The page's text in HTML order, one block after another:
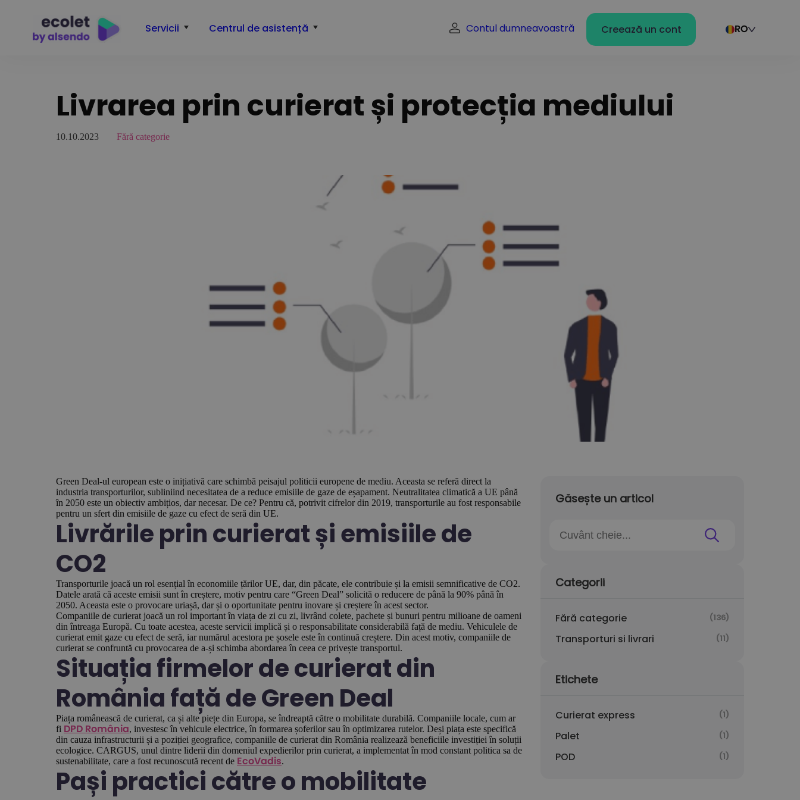
Contul dumneavoastră Creează un cont RO
Servicii Centrul de asistență
Livrarea prin curierat și protecția mediului
10.10.2023 Fără categorie
Green Deal-ul european este o inițiativă care schimbă peisajul politicii europene de mediu. Aceasta se referă direct la
industria transporturilor, subliniind necesitatea de a reduce emisiile de gaze de eșapament. Neutralitatea climatică a UE până
în 2050 este un obiectiv ambițios, dar necesar. De ce? Pentru că, potrivit cifrelor din 2019, transporturile au fost responsabile
pentru un sfert din emisiile de gaze cu efect de seră din UE.
Livrările prin curierat și emisiile de
CO2
Transporturile joacă un rol esențial în economiile țărilor UE, dar, din păcate, ele contribuie și la emisii semnificative de CO2.
Datele arată că aceste emisii sunt în creștere, motiv pentru care “Green Deal” solicită o reducere de până la 90% până în
2050. Aceasta este o provocare uriașă, dar și o oportunitate pentru inovare și creștere în acest sector.
Companiile de curierat joacă un rol important în viața de zi cu zi, livrând colete, pachete și bunuri pentru milioane de oameni
din întreaga Europă. Cu toate acestea, aceste servicii implică și o responsabilitate considerabilă față de mediu. Vehiculele de
curierat emit gaze cu efect de seră, iar numărul acestora pe șosele este în continuă creștere. Din acest motiv, companiile de
curierat se confruntă cu provocarea de a-și schimba abordarea în ceea ce privește transportul.
Situația firmelor de curierat din
România față de Green Deal
Piața românească de curierat, ca și alte piețe din Europa, se îndreaptă către o mobilitate durabilă. Companiile locale, cum ar
fi DPD România, investesc în vehicule electrice, în formarea șoferilor sau în optimizarea rutelor. Deși piața este specifică
din cauza infrastructurii și a poziției geografice, companiile de curierat din România realizează beneficiile investiției în soluții
ecologice. CARGUS, unul dintre liderii din domeniul expedierilor prin curierat, a implementat în mod constant politica sa de
sustenabilitate, care a fost recunoscută recent de EcoVadis.
Pași practici către o mobilitate
Găsește un articol
Categorii
Fără categorie (136)
Transporturi si livrari (11)
Etichete
Curierat express (1)
Palet (1)
POD (1)